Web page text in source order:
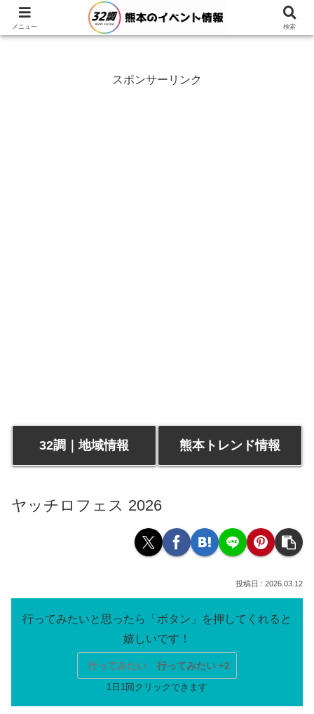
スポンサーリンク
32調｜地域情報 熊本トレンド情報
ヤッチロフェス 2026
2026.03.12
行ってみたい 行ってみたい +2
メニュー 検索